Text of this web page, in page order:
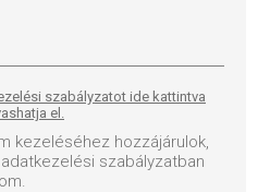
szabályzatot ide kattintva
el.
kezeléséhez hozzájárulok,